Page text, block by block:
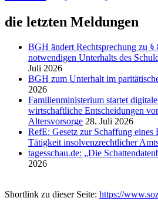
die letzten Meldungen
BGH ändert Rechtsprechung zu
notwendigen Unterhalts des
Juli 2026
BGH zum Unterhalt im
2026
Familienministerium startet
wirtschaftliche Entscheidungen
Altersvorsorge 28. Juli 2026
RefE: Gesetz zur Schaffung eines
Tätigkeit insolvenzrechtlicher
tagesschau.de: „Die
2026
Shortlink zu dieser Seite: https://